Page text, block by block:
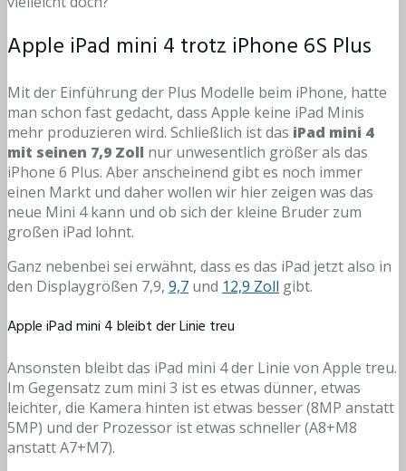
Apple iPad mini 4 trotz iPhone 6S Plus
Mit der Einführung der Plus Modelle beim iPhone, hatte
man schon fast gedacht, dass Apple keine iPad Minis
mehr produzieren wird. Schließlich ist das iPad mini 4
mit seinen 7,9 Zoll nur unwesentlich größer als das
iPhone 6 Plus. Aber anscheinend gibt es noch immer
einen Markt und daher wollen wir hier zeigen was das
neue Mini 4 kann und ob sich der kleine Bruder zum
großen iPad lohnt.
Ganz nebenbei sei erwähnt, dass es das iPad jetzt also in
den Displaygrößen 7,9, 9,7 und 12,9 Zoll gibt.
Apple iPad mini 4 bleibt der Linie treu
Ansonsten bleibt das iPad mini 4 der Linie von Apple treu.
Im Gegensatz zum mini 3 ist es etwas dünner, etwas
leichter, die Kamera hinten ist etwas besser (8MP anstatt
5MP) und der Prozessor ist etwas schneller (A8+M8
anstatt A7+M7).